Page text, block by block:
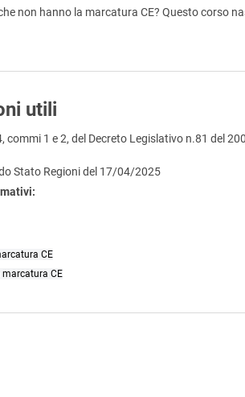
non hanno la marcatura CE? Questo corso
utili
commi 1 e 2, del Decreto Legislativo n.81 del
Stato Regioni del 17/04/2025
CE
marcatura CE